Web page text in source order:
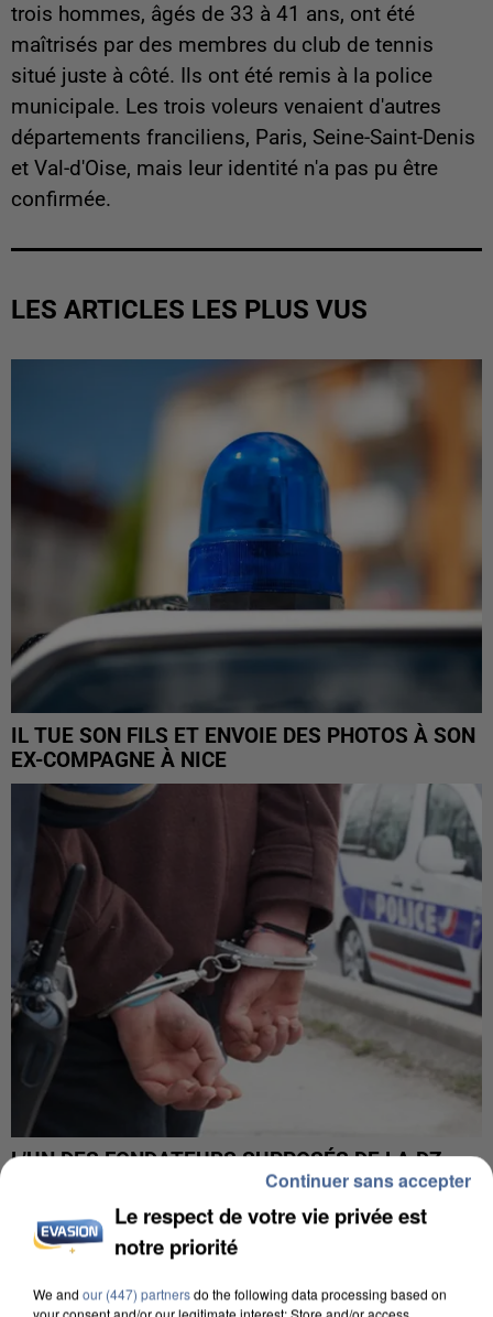
trois hommes, âgés de 33 à 41 ans, ont été
maîtrisés par des membres du club de tennis
situé juste à côté. Ils ont été remis à la police
municipale. Les trois voleurs venaient d'autres
départements franciliens, Paris, Seine-Saint-Denis
et Val-d'Oise, mais leur identité n'a pas pu être
confirmée.
LES ARTICLES LES PLUS VUS
IL TUE SON FILS ET ENVOIE DES PHOTOS À SON
EX-COMPAGNE À NICE
L’UN DES FONDATEURS SUPPOSÉS DE LA DZ
MAFIA INTERPELLÉ EN ALGÉRIE
Le respect de votre vie privée est
notre priorité
We and our (447) partnersdo the following data processing based on
your consent and/or our legitimate interest: Store and/or access
Continuer sans accepter